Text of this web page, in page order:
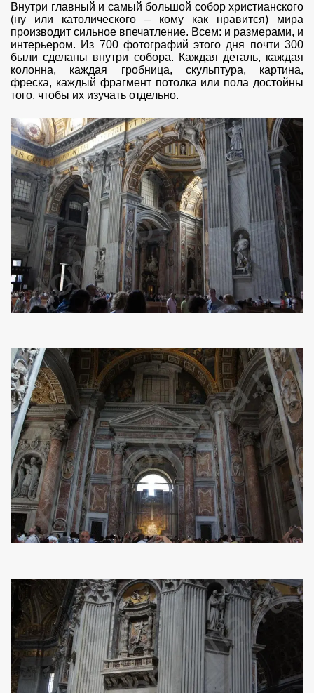
Внутри главный и самый большой собор христианского
(ну или католического – кому как нравится) мира
производит сильное впечатление. Всем: и размерами, и
интерьером. Из 700 фотографий этого дня почти 300
были сделаны внутри собора. Каждая деталь, каждая
колонна, каждая гробница, скульптура, картина,
фреска, каждый фрагмент потолка или пола достойны
того, чтобы их изучать отдельно.